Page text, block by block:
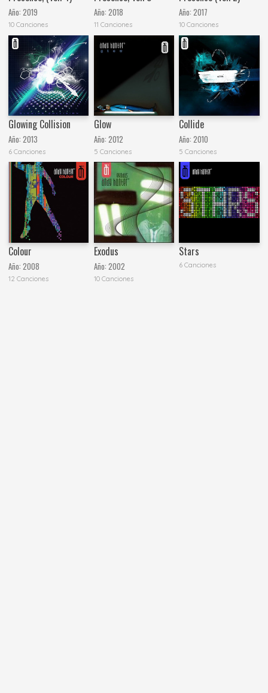
Año:2019
10 Canciones
Año: 2018
11 Canciones
Año:2017
10 Canciones
Glowing Collision
Año:2013
6 Canciones
Glow
Año: 2012
5 Canciones
Collide
Año:2010
5 Canciones
Colour
Año:2008
12 Canciones
Exodus
Año: 2002
10 Canciones
Stars
6 Canciones